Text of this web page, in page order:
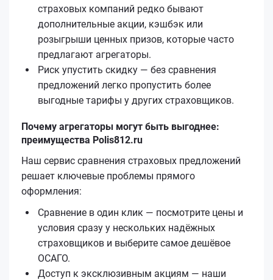
страховых компаний редко бывают
дополнительные акции, кэшбэк или
розыгрыши ценных призов, которые часто
предлагают агрегаторы.
Риск упустить скидку — без сравнения
предложений легко пропустить более
выгодные тарифы у других страховщиков.
Почему агрегаторы могут быть выгоднее:
преимущества Polis812.ru
Наш сервис сравнения страховых предложений
решает ключевые проблемы прямого
оформления:
Сравнение в один клик — посмотрите цены и
условия сразу у нескольких надёжных
страховщиков и выберите самое дешёвое
ОСАГО.
Доступ к эксклюзивным акциям — наши